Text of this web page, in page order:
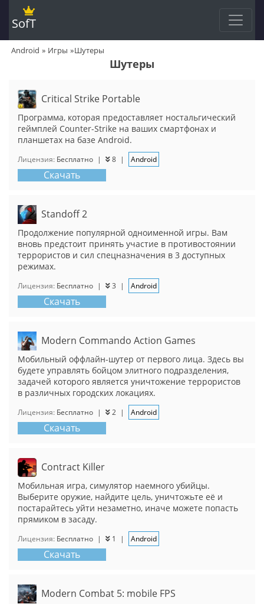
SofT
Android Игры Шутеры
Шутеры
Critical Strike Portable
Программа, которая предоставляет ностальгический
геймплей Counter-Strike на ваших смартфонах и
планшетах на базе Android.
Лицензия: Бесплатно | 8 | Android
Скачать
Standoff 2
Продолжение популярной одноименной игры. Вам
вновь предстоит принять участие в противостоянии
террористов и сил спецназначения в 3 доступных
режимах.
Лицензия: Бесплатно | 3 | Android
Скачать
Modern Commando Action Games
Мобильный оффлайн-шутер от первого лица. Здесь вы
будете управлять бойцом элитного подразделения,
задачей которого является уничтожение террористов
в различных городских локациях.
Лицензия: Бесплатно | 2 | Android
Скачать
Contract Killer
Мобильная игра, симулятор наемного убийцы.
Выберите оружие, найдите цель, уничтожьте её и
постарайтесь уйти незаметно, иначе можете попасть
прямиком в засаду.
Лицензия: Бесплатно | 1 | Android
Скачать
Modern Combat 5: mobile FPS